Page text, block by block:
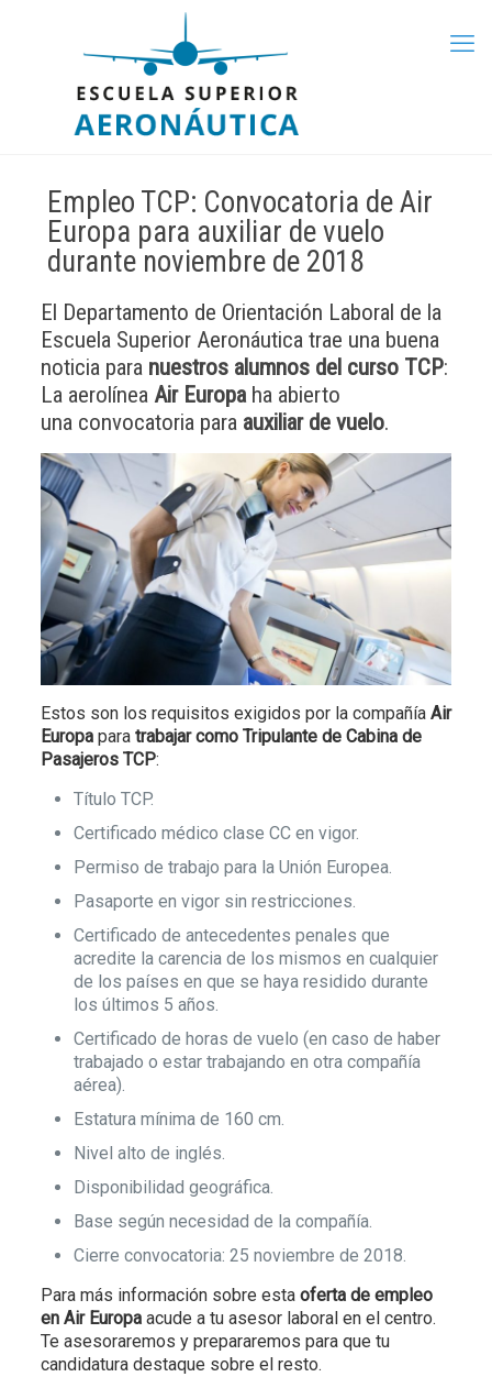
Empleo TCP: Convocatoria de Air
Europa para auxiliar de vuelo
durante noviembre de 2018
El Departamento de Orientación Laboral de la
Escuela Superior Aeronáutica trae una buena
noticia paranuestros alumnos del curso TCP:
La aerolínea Air Europaha abierto
una convocatoria para auxiliar de vuelo.
Estos son los requisitos exigidos por la compañía Air
Europapara trabajar como Tripulante de Cabina de
Pasajeros TCP:
Título TCP.
Certificado médico clase CC en vigor.
Permiso de trabajo para la Unión Europea.
Pasaporte en vigor sin restricciones.
Certificado de antecedentes penales que
acredite la carencia de los mismos en cualquier
de los países en que se haya residido durante
los últimos 5 años.
Certificado de horas de vuelo (en caso de haber
trabajado o estar trabajando en otra compañía
aérea).
Estatura mínima de 160 cm.
Nivel alto de inglés.
Disponibilidad geográfica.
Base según necesidad de la compañía.
Cierre convocatoria: 25 noviembre de 2018.
Para más información sobre esta oferta de empleo
en Air Europaacude a tu asesor laboral en el centro.
Te asesoraremos y prepararemos para que tu
candidatura destaque sobre el resto.